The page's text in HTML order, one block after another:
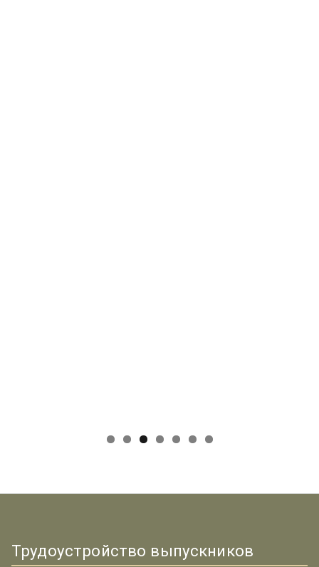
Трудоустройство выпускников